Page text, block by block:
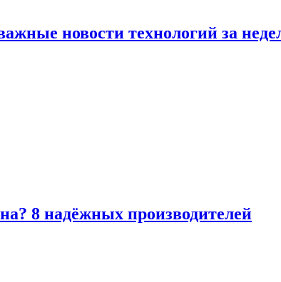
новости технологий за
8 надёжных производителей